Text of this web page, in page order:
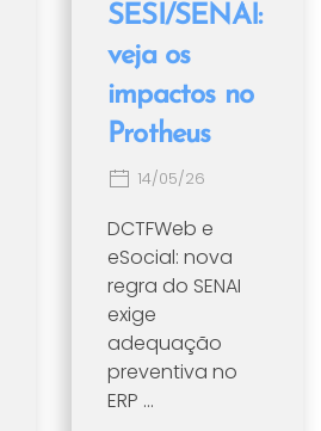
SESI/SENAI:
veja os
impactos no
Protheus
14/05/26
DCTFWeb e
eSocial: nova
regra do SENAI
exige
adequação
preventiva no
ERP ...